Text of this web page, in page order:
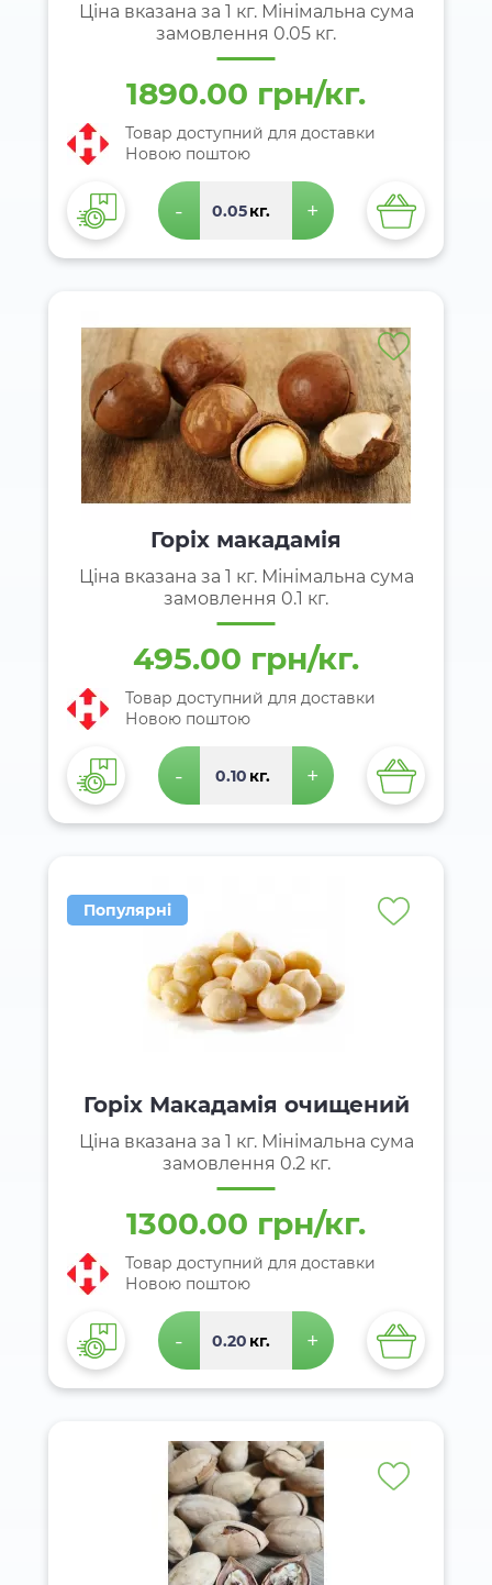
Ціна вказана за 1 кг. Мінімальна сума
замовлення 0.05 кг.
1890.00 грн/кг.
Товар доступний для доставки
Новою поштою
- кг. +
Горіх макадамія
Ціна вказана за 1 кг. Мінімальна сума
замовлення 0.1 кг.
495.00 грн/кг.
Товар доступний для доставки
Новою поштою
- кг. +
Популярні
Горіх Макадамія очищений
Ціна вказана за 1 кг. Мінімальна сума
замовлення 0.2 кг.
1300.00 грн/кг.
Товар доступний для доставки
Новою поштою
- кг. +